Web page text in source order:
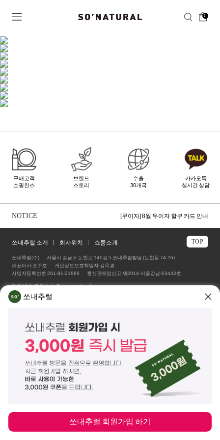
0
구매고객
쇼핑찬스
브랜드
스토리
수출
30개국
카카오톡
실시간 상담
NOTICE
[무이자] 8월 무이자 할부 카드 안내
쏘내추럴 소개 회사위치 쇼룸소개 TOP
쏘내추럴(주)
서울시 강남구 논현로 140길 5 쏘내추럴빌딩 (논현동 74-26)
대표이사 조주호
개인정보보호책임자 김옥경
사업자등록번호 261-81-21889
통신판매업신고 제2014-서울강남-03442호
제품/배송 문의help@sonatural.co.kr
마케팅 문의marketing@sonatural.co.kr
해외 수출 문의
info@sonatural.co.kr
COPYRIGHT©SONATURAL.CO.KR ALL RIGHT RESERVERD.
ENGLISH CS CENTER PC버전
쏘내추럴
쏘내추럴 회원가입 하기